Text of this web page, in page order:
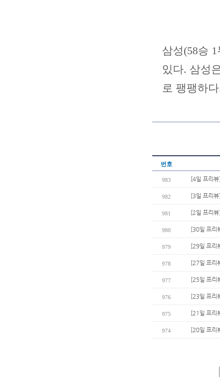
삼성(58승
있다. 삼성
로 팽팽하
번호
983 [4일 프리
982 [3일 프리
981 [2일 프리
980 [30일 프리
979 [29일 프리
978 [27일 프리
977 [25일 프리
976 [23일 프리
975 [21일 프리
974 [20일 프리